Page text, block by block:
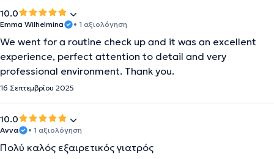
10.0
Emma Wilhelmina • 1 αξιολόγηση
We went for a routine check up and it was an excellent
experience, perfect attention to detail and very
professional environment. Thank you.
16 Σεπτεμβρίου 2025
10.0
Αννα • 1 αξιολόγηση
Πολύ καλός εξαιρετικός γιατρός